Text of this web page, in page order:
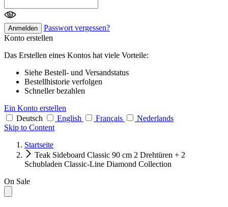
Anmelden
Passwort vergessen?
Konto erstellen
Das Erstellen eines Kontos hat viele Vorteile:
Siehe Bestell- und Versandstatus
Bestellhistorie verfolgen
Schneller bezahlen
Ein Konto erstellen
Deutsch
English Français
Nederlands
Skip to Content
Startseite
Teak Sideboard Classic 90 cm 2 Drehtüren + 2
Schubladen Classic-Line Diamond Collection
On Sale